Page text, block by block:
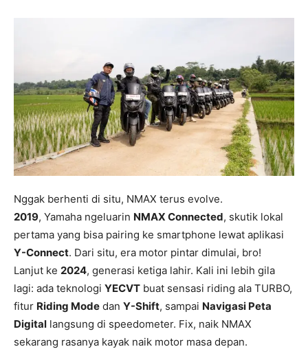
Nggak berhenti di situ, NMAX terus evolve.
2019, Yamaha ngeluarin NMAX Connected, skutik lokal
pertama yang bisa pairing ke smartphone lewat aplikasi
Y-Connect. Dari situ, era motor pintar dimulai, bro!
Lanjut ke 2024, generasi ketiga lahir. Kali ini lebih gila
lagi: ada teknologi YECVT buat sensasi riding ala TURBO,
fitur Riding Mode dan Y-Shift, sampai Navigasi Peta
Digital langsung di speedometer. Fix, naik NMAX
sekarang rasanya kayak naik motor masa depan.